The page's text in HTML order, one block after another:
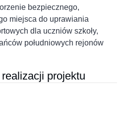
bezpiecznego,
miejsca do uprawiania
dla uczniów szkoły,
południowych rejonów
projektu